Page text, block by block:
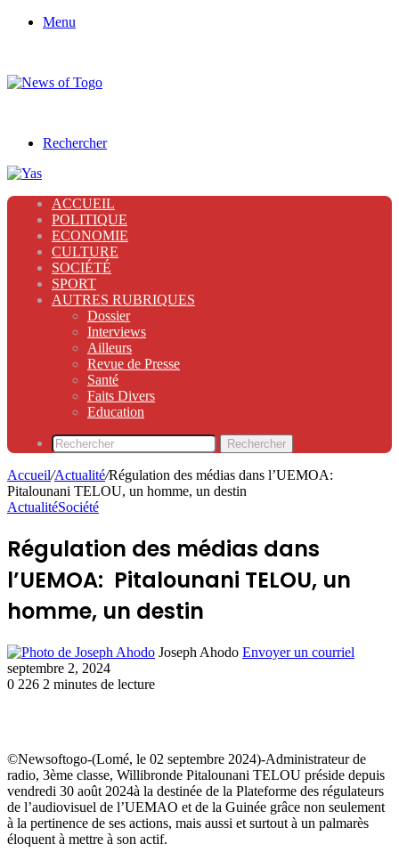
Menu
Rechercher
ACCUEIL
POLITIQUE
ECONOMIE
CULTURE
SOCIÉTÉ
SPORT
AUTRES RUBRIQUES
Dossier
Interviews
Ailleurs
Revue de Presse
Santé
Faits Divers
Education
Rechercher
Accueil/Actualité/Régulation des médias dans l’UEMOA:
Pitalounani TELOU, un homme, un destin
ActualitéSociété
Régulation des médias dans
l’UEMOA: Pitalounani TELOU, un
homme, un destin
Joseph Ahodo Envoyer un courriel
septembre 2, 2024
0 226 2 minutes de lecture
©Newsoftogo-(Lomé, le 02 septembre 2024)-Administrateur de
radio, 3ème classe, Willibronde Pitalounani TELOU préside depuis
vendredi 30 août 2024à la destinée de la Plateforme des régulateurs
de l’audiovisuel de l’UEMAO et de la Guinée grâce non seulement
à la pertinence de ses actions, mais aussi et surtout à un palmarès
éloquent à mettre à son actif.